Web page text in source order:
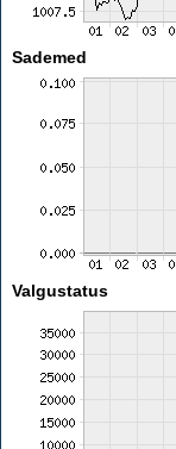
Sademed
Valgustatus